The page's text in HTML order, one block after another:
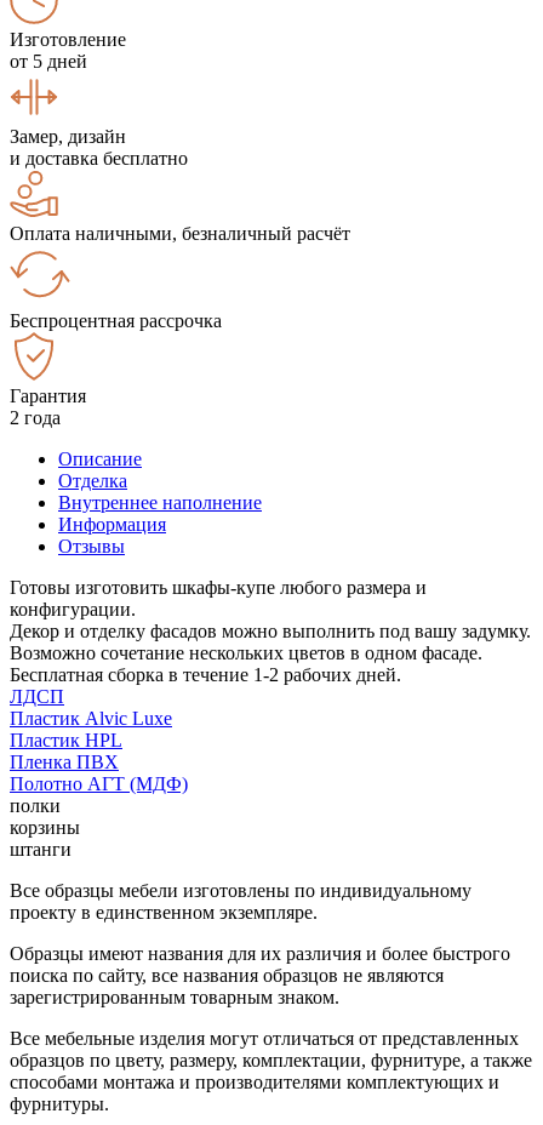
Изготовление
от 5 дней
Замер, дизайн
и доставка бесплатно
Оплата наличными, безналичный расчёт
Беспроцентная рассрочка
Гарантия
2 года
Описание
Отделка
Внутреннее наполнение
Информация
Отзывы
Готовы изготовить шкафы-купе любого размера и
конфигурации.
Декор и отделку фасадов можно выполнить под вашу задумку.
Возможно сочетание нескольких цветов в одном фасаде.
Бесплатная сборка в течение 1-2 рабочих дней.
ЛДСП
Пластик Alvic Luxe
Пластик HPL
Пленка ПВХ
Полотно АГТ (МДФ)
полки
корзины
штанги
Все образцы мебели изготовлены по индивидуальному
проекту в единственном экземпляре.
Образцы имеют названия для их различия и более быстрого
поиска по сайту, все названия образцов не являются
зарегистрированным товарным знаком.
Все мебельные изделия могут отличаться от представленных
образцов по цвету, размеру, комплектации, фурнитуре, а также
способами монтажа и производителями комплектующих и
фурнитуры.